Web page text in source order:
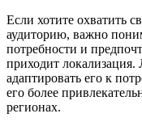
Если хотите охватить
аудиторию, важно
потребности и
приходит
адаптировать его к
его более
регионах.